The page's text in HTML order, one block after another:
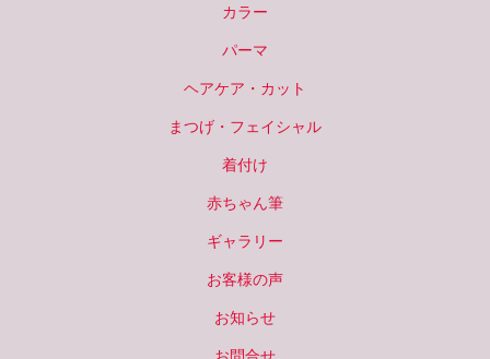
カラー
パーマ
ヘアケア・カット
まつげ・フェイシャル
着付け
赤ちゃん筆
ギャラリー
お客様の声
お知らせ